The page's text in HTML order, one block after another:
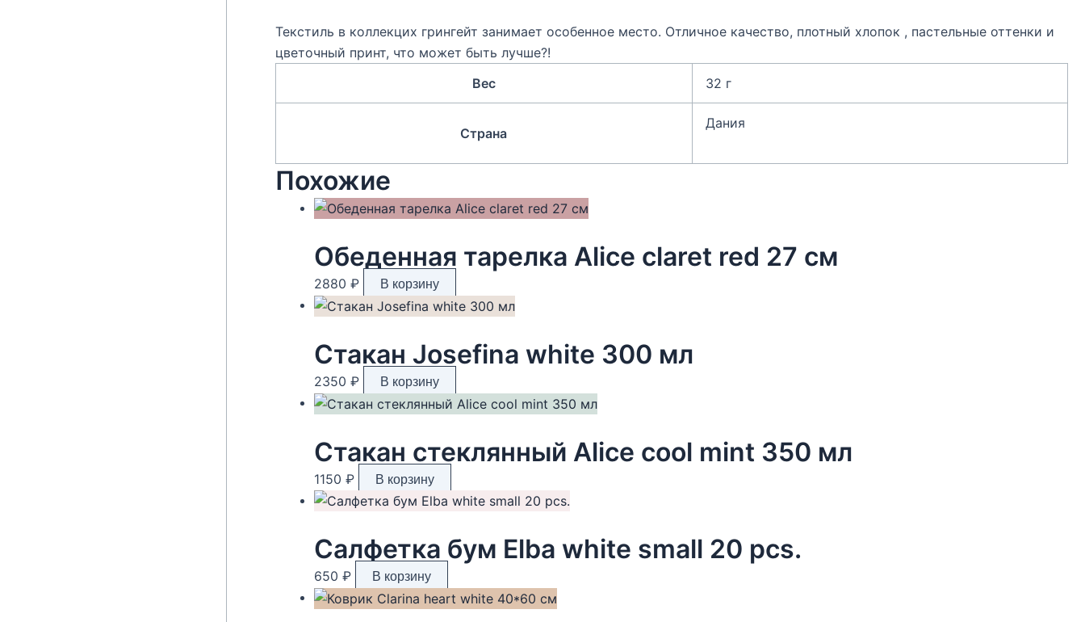
Текстиль в коллекцих грингейт занимает особенное место. Отличное качество, плотный хлопок , пастельные оттенки и
цветочный принт, что может быть лучше?!
Вес
32 г
Страна
Дания
Похожие
Обеденная тарелка Alice claret red 27 см
2880 ₽ В корзину
Стакан Josefina white 300 мл
2350 ₽ В корзину
Стакан стеклянный Alice cool mint 350 мл
1150 ₽ В корзину
Салфетка бум Elba white small 20 pcs.
650 ₽ В корзину